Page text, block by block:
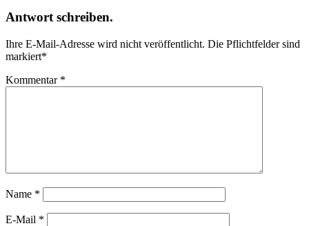
Antwort schreiben.
Ihre E-Mail-Adresse wird nicht veröffentlicht. Die Pflichtfelder sind
markiert*
Kommentar *
Name *
E-Mail *